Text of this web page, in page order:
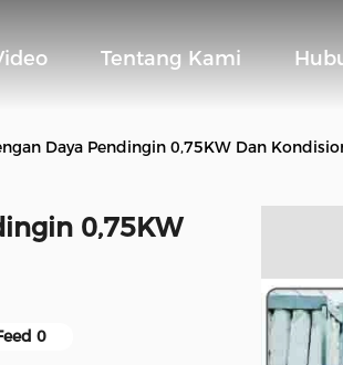
Tentang Kami
Daya Pendingin 0,75KW Dan
0,75KW
0